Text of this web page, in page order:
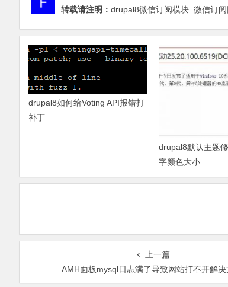
转载请注明： drupal8微信订阅模块_微信订
drupal8如何给Voting API报错打
补丁
drupal8默认主题
字颜色大小
上一篇
AMH面板mysql日志满了导致网站打不开解决